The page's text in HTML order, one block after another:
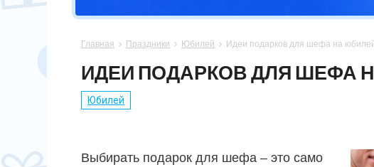
СПОРТСМЕНУ
МАМЕ
ПОДРУГЕ
ПАПЕ
СЫНУ
ПАСХА
ЮБИЛЕЙ
Главная  Праздники  Юбилей  Идеи подарков для шефа на
ИДЕИ ПОДАРКОВ ДЛЯ ШЕФА
Юбилей
Выбирать подарок для шефа – это само